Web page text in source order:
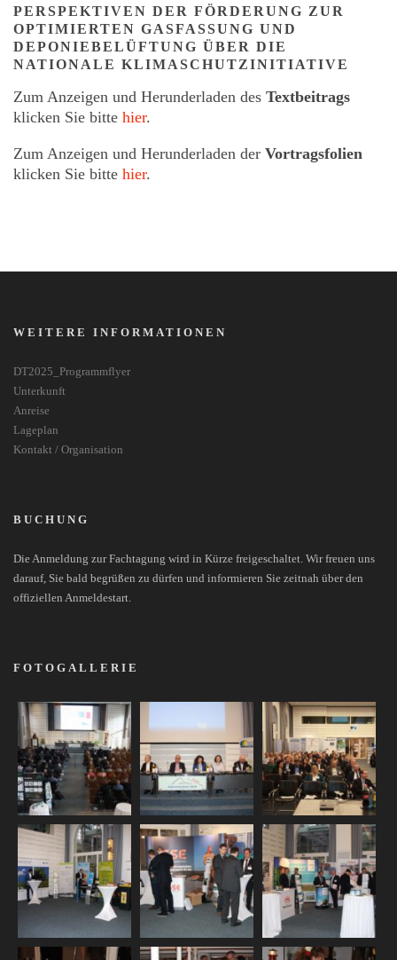
PERSPEKTIVEN DER FÖRDERUNG ZUR
OPTIMIERTEN GASFASSUNG UND
DEPONIEBELÜFTUNG ÜBER DIE
NATIONALE KLIMASCHUTZINITIATIVE
Zum Anzeigen und Herunderladen des Textbeitrags
klicken Sie bitte hier.
Zum Anzeigen und Herunderladen der Vortragsfolien
klicken Sie bitte hier.
WEITERE INFORMATIONEN
DT2025_Programmflyer
Unterkunft
Anreise
Lageplan
Kontakt / Organisation
BUCHUNG
Die Anmeldung zur Fachtagung wird in Kürze freigeschaltet. Wir freuen uns
darauf, Sie bald begrüßen zu dürfen und informieren Sie zeitnah über den
offiziellen Anmeldestart.
FOTOGALLERIE